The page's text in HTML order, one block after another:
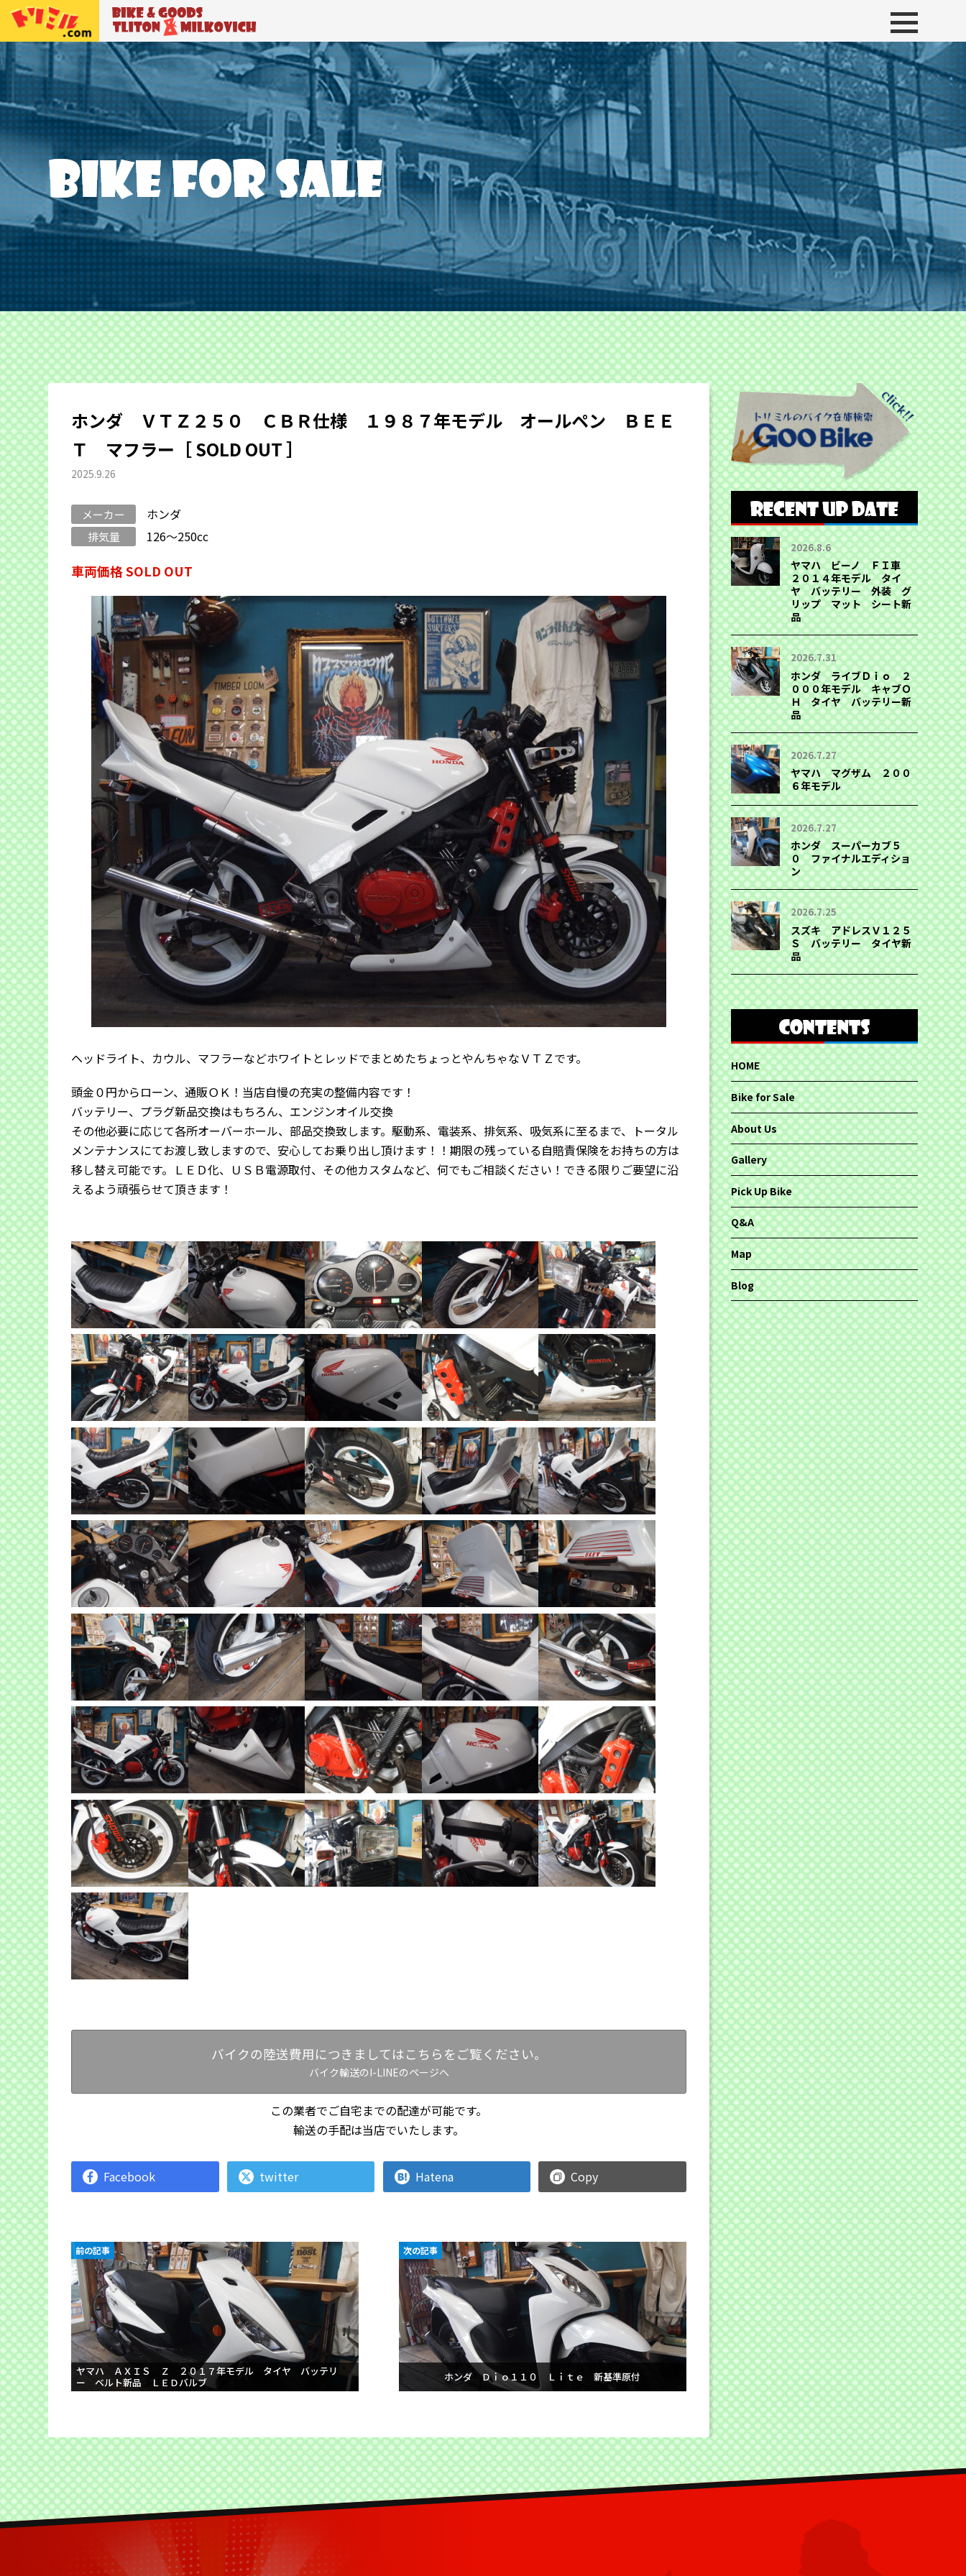
トリトン＆ミルコビッチ
ホンダ ＶＴＺ２５０ ＣＢＲ仕様 １９８７年モデル オールペン ＢＥＥ
Ｔ マフラー［ SOLD OUT ］
2025.9.26
メーカー ホンダ
排気量 126～250cc
車両価格 SOLD OUT
ヘッドライト、カウル、マフラーなどホワイトとレッドでまとめたちょっとやんちゃなＶＴＺです。
頭金０円からローン、通販ＯＫ！当店自慢の充実の整備内容です！
バッテリー、プラグ新品交換はもちろん、エンジンオイル交換
その他必要に応じて各所オーバーホール、部品交換致します。駆動系、電装系、排気系、吸気系に至るまで、トータル
メンテナンスにてお渡し致しますので、安心してお乗り出し頂けます！！期限の残っている自賠責保険をお持ちの方は
移し替え可能です。ＬＥＤ化、ＵＳＢ電源取付、その他カスタムなど、何でもご相談ください！できる限りご要望に沿
えるよう頑張らせて頂きます！
バイクの陸送費用につきましてはこちらをご覧ください。
バイク輸送のI-LINEのページへ
この業者でご自宅までの配達が可能です。
輸送の手配は当店でいたします。
Facebook twitter Hatena Copy
ヤマハ ＡＸＩＳ Ｚ ２０１７年モデル タイヤ バッテリ
ー ベルト新品 ＬＥＤバルブ
前の記事
ホンダ Ｄｉｏ１１０ Ｌｉｔｅ 新基準原付
次の記事
2026.8.6
ヤマハ ビーノ ＦＩ車
２０１４年モデル タイ
ヤ バッテリー 外装 グ
リップ マット シート新
品
2026.7.31
ホンダ ライブＤｉｏ ２
０００年モデル キャブＯ
Ｈ タイヤ バッテリー新
品
2026.7.27
ヤマハ マグザム ２００
６年モデル
2026.7.27
ホンダ スーパーカブ５
０ ファイナルエディショ
ン
2026.7.25
スズキ アドレスＶ１２５
Ｓ バッテリー タイヤ新
品
HOME
Bike for Sale
About Us
Gallery
Pick Up Bike
Q&A
Map
Blog